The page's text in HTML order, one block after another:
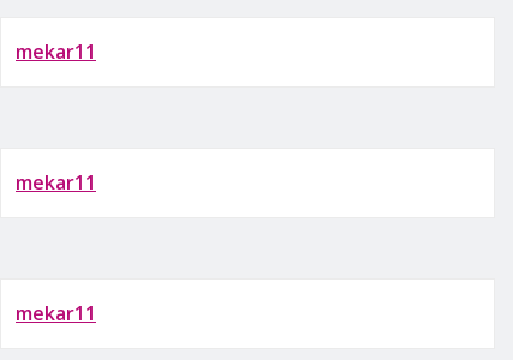
mekar11
mekar11
mekar11